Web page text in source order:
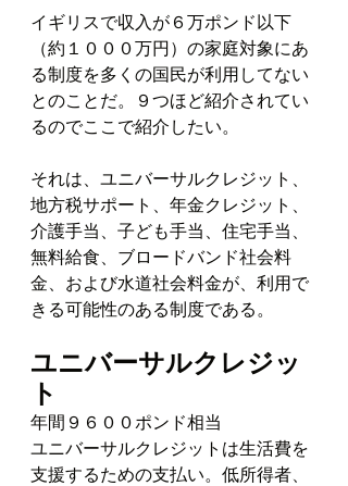
イギリスで収入が６万ポンド以下
（約１０００万円）の家庭対象にあ
る制度を多くの国民が利用してない
とのことだ。９つほど紹介されてい
るのでここで紹介したい。
それは、ユニバーサルクレジット、
地方税サポート、年金クレジット、
介護手当、子ども手当、住宅手当、
無料給食、ブロードバンド社会料
金、および水道社会料金が、利用で
きる可能性のある制度である。
ユニバーサルクレジッ
ト
年間９６００ポンド相当
ユニバーサルクレジットは生活費を
支援するための支払い。低所得者、